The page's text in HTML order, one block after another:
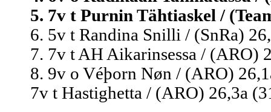
5. 7v t Purnin Tähtiaskel /
6. 5v t Randina Snilli / (SnRa)
7. 7v t AH Aikarinsessa / (ARO)
8. 9v o Véþorn Nøn / (ARO)
7v t Hastighetta / (ARO) 26,3a